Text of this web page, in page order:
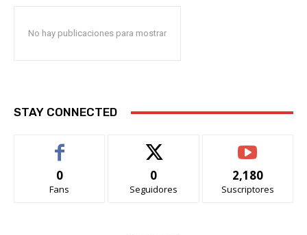
No hay publicaciones para mostrar
STAY CONNECTED
0
Fans
0
Seguidores
2,180
Suscriptores